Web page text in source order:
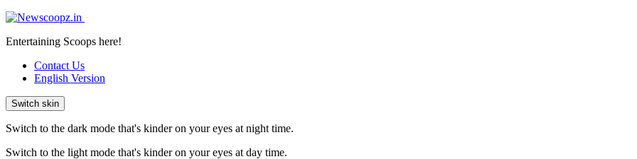
Entertaining Scoops here!
Contact Us
English Version
Switch skin
Switch to the dark mode that's kinder on your eyes at night time.
Switch to the light mode that's kinder on your eyes at day time.